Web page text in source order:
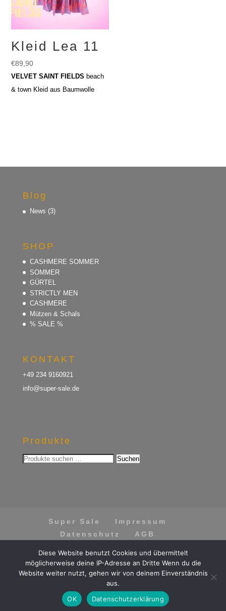
Kleid Lea 11
€89,90
VELVET SAINT FIELDS beach
& town Kleid aus Baumwolle
Blog
News (3)
SHOP
CASHMERE SOMMER
SOMMER
GÜRTEL
STRICTLY MEN
CASHMERE
Mützen & Schals
% SALE %
KONTAKT
+49 234 9160921
info@super-sale.de
Produkte
Suchen
nach:
Suchen
Super Sale
Impressum
Datenschutz
AGB
Vertrag widerrufen
Diese Website benutzt Cookies und übermittelt
möglicherweise deine IP-Adresse an Dritte Wenn du die
Website weiter nutzt, gehen wir von deinem Einverständnis
aus.
OK
Datenschutzerklärung